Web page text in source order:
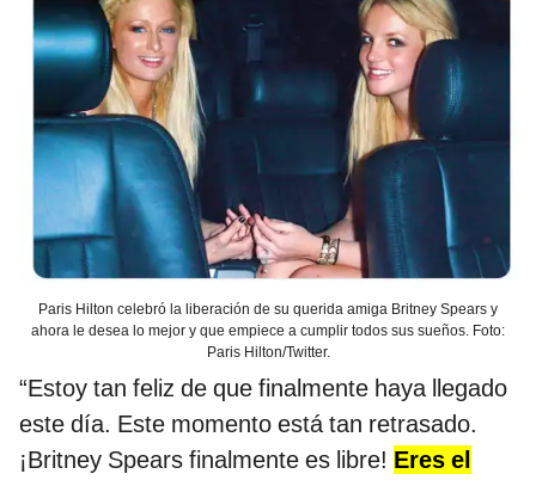
Paris Hilton celebró la liberación de su querida amiga Britney Spears y
ahora le desea lo mejor y que empiece a cumplir todos sus sueños. Foto:
Paris Hilton/Twitter.
“Estoy tan feliz de que finalmente haya llegado
este día. Este momento está tan retrasado.
¡Britney Spears finalmente es libre! Eres el